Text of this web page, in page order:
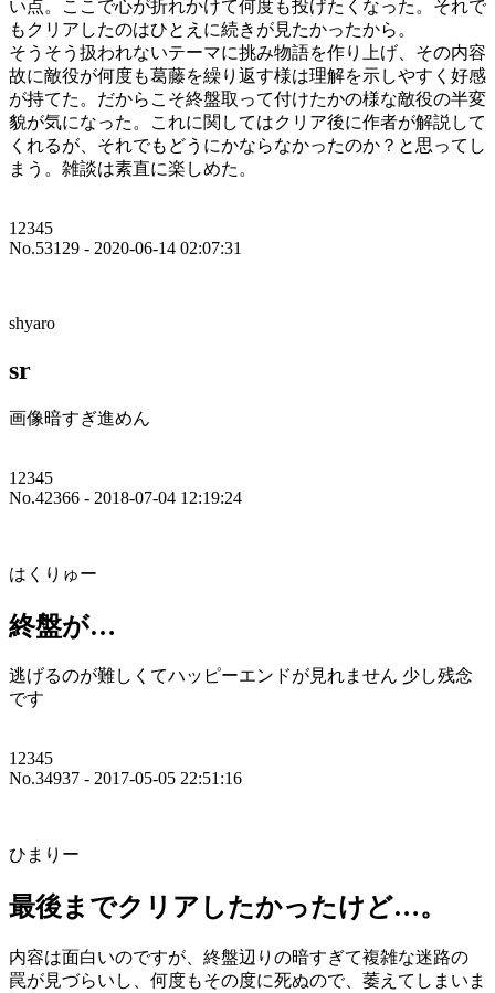
い点。ここで心が折れかけて何度も投げたくなった。それで
もクリアしたのはひとえに続きが見たかったから。
そうそう扱われないテーマに挑み物語を作り上げ、その内容
故に敵役が何度も葛藤を繰り返す様は理解を示しやすく好感
が持てた。だからこそ終盤取って付けたかの様な敵役の半変
貌が気になった。これに関してはクリア後に作者が解説して
くれるが、それでもどうにかならなかったのか？と思ってし
まう。雑談は素直に楽しめた。
12345
No.53129 - 2020-06-14 02:07:31
shyaro
sr
画像暗すぎ進めん
12345
No.42366 - 2018-07-04 12:19:24
はくりゅー
終盤が…
逃げるのが難しくてハッピーエンドが見れません 少し残念
です
12345
No.34937 - 2017-05-05 22:51:16
ひまりー
最後までクリアしたかったけど…。
内容は面白いのですが、終盤辺りの暗すぎて複雑な迷路の
罠が見づらいし、何度もその度に死ぬので、萎えてしまいま